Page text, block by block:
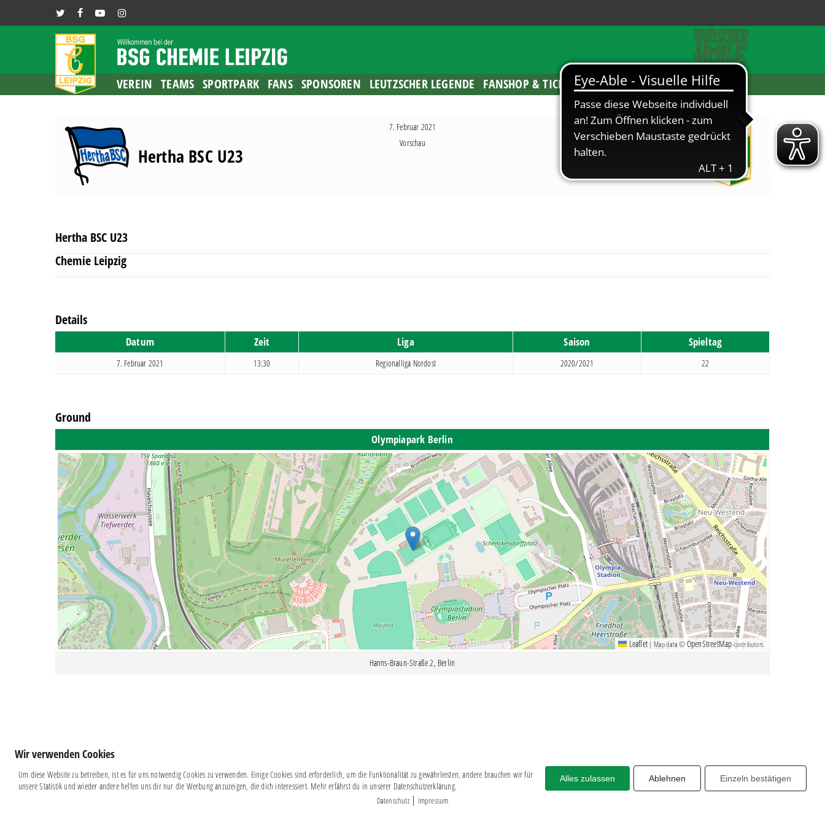
to
TWITTERFACEBOOKYOUTUBEINSTAGRAM
VEREIN TEAMS SPORTPARK FANS SPONSOREN LEUTZSCHER LEGENDE FANSHOP & TICKETS
Hertha BSC U23 Chemie Leipzig
7. Februar 2021
Vorschau
Hertha BSC U23
Chemie Leipzig
Details
Datum Zeit Liga Saison Spieltag
7. Februar 2021 13:30 Regionalliga Nordost 2020/2021 22
Ground
Olympiapark Berlin
Leaflet | Map data ©OpenStreetMapcontributors
Hanns-Braun-Straße 2, Berlin
Impressum|Datenschutz
BSG CHEMIE LEIPZIG © 2026
MITGLIEDERZAHL: 2.816
Wir verwenden Cookies
Um diese Website zu betreiben, ist es für uns notwendig Cookies zu verwenden. Einige Cookies sind erforderlich, um die Funktionalität zu gewährleisten, andere brauchen wir für
unsere Statistik und wieder andere helfen uns dir nur die Werbung anzuzeigen, die dich interessiert. Mehr erfährst du in unserer Datenschutzerklärung.
Alles zulassen Ablehnen Einzeln bestätigen
Datenschutz| Impressum